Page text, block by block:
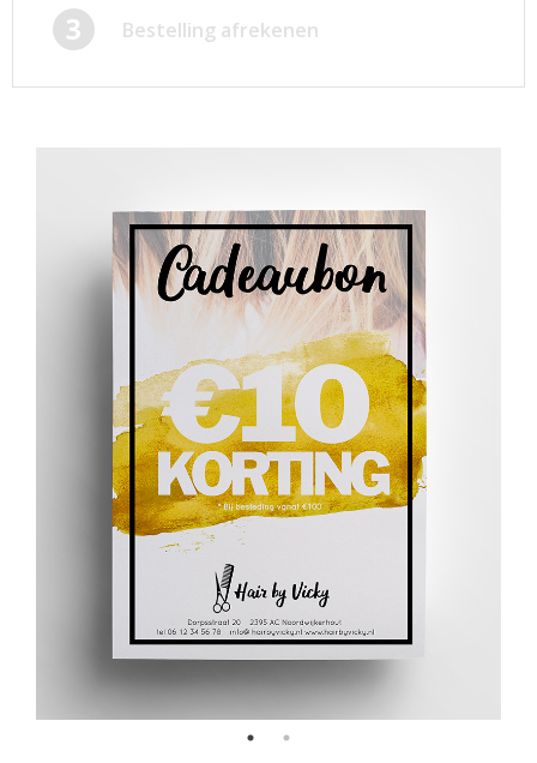
Alle producten
Certificaten/Diploma's
Doordruksets
Folders
Geboortekaartjes
Hand-outs/Losbladig
Kalenders
3 Bestelling afrekenen